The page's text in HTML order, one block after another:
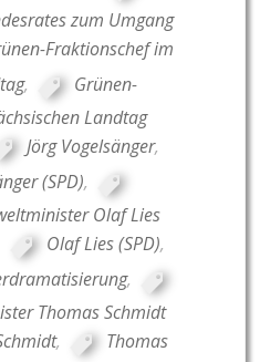
zum Umgang
Fraktionschef im
,
Grünen-
Landtag
Jörg Vogelsänger,
(SPD),
Olaf Lies
Olaf Lies (SPD),
,
Thomas Schmidt
,
Thomas